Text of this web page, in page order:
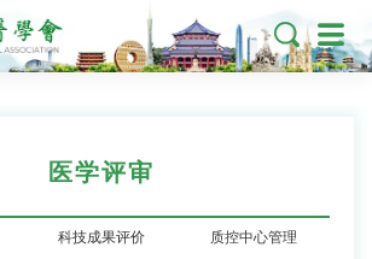

医学评审
科技成果评价 质控中心管理